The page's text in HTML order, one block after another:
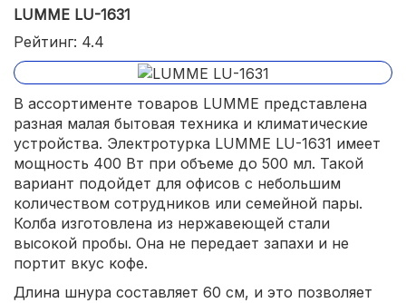
LUMME LU-1631
Рейтинг: 4.4
В ассортименте товаров LUMME представлена
разная малая бытовая техника и климатические
устройства. Электротурка LUMME LU-1631 имеет
мощность 400 Вт при объеме до 500 мл. Такой
вариант подойдет для офисов с небольшим
количеством сотрудников или семейной пары.
Колба изготовлена из нержавеющей стали
высокой пробы. Она не передает запахи и не
портит вкус кофе.
Длина шнура составляет 60 см, и это позволяет